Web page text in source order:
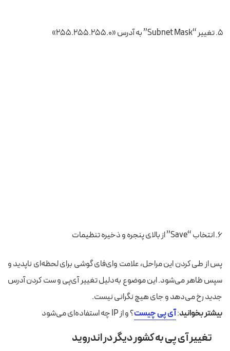
تغییر “Subnet Mask” به آدرس «۲۵۵.۲۵۵.۲۵۵.۰»
انتخاب “Save” از بالای پنجره و ذخیره تنظیمات
پس از طی کردن این مراحل، علامت وای‌فای گوشی برای لحظه‌ای ناپدید و
سپس ظاهر می‌شود. این موضوع به‌دلیل تغییر آی‌پی و ست کردن آدرس
جدید رخ می‌دهد و جای هیچ نگرانی نیست.
بیشتر بخوانید:آی پی چیست؟ و از IP چه استفاده‌ای می‌شود
تغییر آی پی به کشور دیگر در اندروید